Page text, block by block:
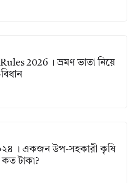
2026 । ভ্রমণ ভাতা নিয়ে
। একজন উপ-সহকারী কৃষি
কত টাকা?